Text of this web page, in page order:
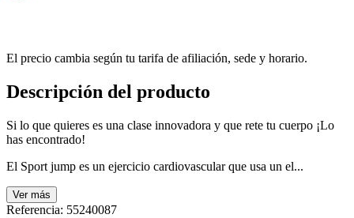
El precio cambia según tu tarifa de afiliación, sede y horario.
Descripción del producto
Si lo que quieres es una clase innovadora y que rete tu cuerpo ¡Lo
has encontrado!
El Sport jump es un ejercicio cardiovascular que usa un el...
Ver más
Referencia: 55240087